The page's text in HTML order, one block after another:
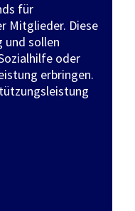
für
Mitglieder. Diese
und sollen
oder
erbringen.